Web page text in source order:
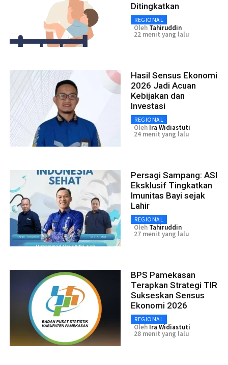
Ditingkatkan
REGIONAL
Oleh Tahiruddin
22 menit yang lalu
Hasil Sensus Ekonomi
2026 Jadi Acuan
Kebijakan dan
Investasi
REGIONAL
Oleh Ira Widiastuti
24 menit yang lalu
Persagi Sampang: ASI
Eksklusif Tingkatkan
Imunitas Bayi sejak
Lahir
REGIONAL
Oleh Tahiruddin
27 menit yang lalu
BPS Pamekasan
Terapkan Strategi TIR
Sukseskan Sensus
Ekonomi 2026
REGIONAL
Oleh Ira Widiastuti
28 menit yang lalu